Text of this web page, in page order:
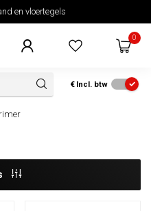
en vloertegels
0
€ Incl. btw